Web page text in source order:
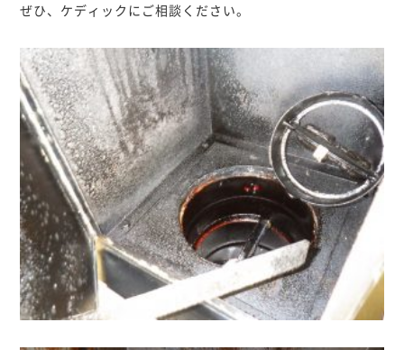
ぜひ、ケディックにご相談ください。